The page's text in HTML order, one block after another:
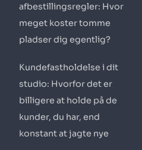
afbestillingsregler: Hvor
meget koster tomme
pladser dig egentlig?
Kundefastholdelse i dit
studio: Hvorfor det er
billigere at holde på de
kunder, du har, end
konstant at jagte nye